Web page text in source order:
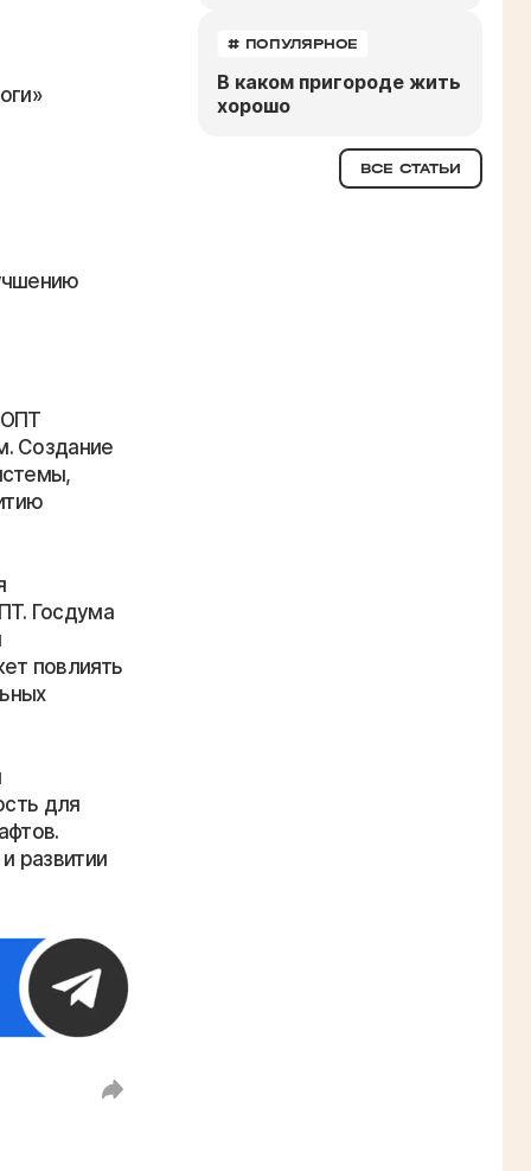
Создание
Госдума
повлиять
для
развитии
# ПОПУЛЯРНОЕ
В каком пригороде жить
хорошо
ВСЕ СТАТЬИ